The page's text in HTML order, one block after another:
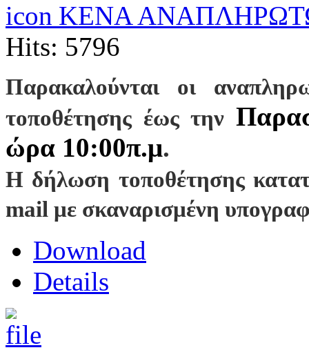
ΚΕΝΑ
Hits: 5796
Παρακαλούνται οι
τοποθέτησης έως την
ώρα 10:00π.μ.
Η δήλωση τοποθέτησης
mail με σκαναρισμένη
Download
Details